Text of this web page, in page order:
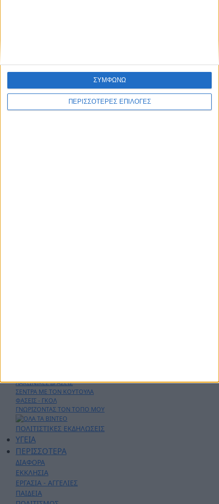
ΠΕΡΙΣΣΟΤΕΡΕΣ ΕΠΙΛΟΓΕΣ
ΣΥΜΦΩΝΩ
ΛΑΚΩΝΙΚΕΣ ΔΡΑΣΕΙΣ
ΣΕΝΤΡΑ ΜΕ ΤΟΝ ΚΟΥΤΟΥΛΑ
ΦΑΣΕΙΣ - ΓΚΟΛ
ΓΝΩΡΙΖΟΝΤΑΣ ΤΟΝ ΤΟΠΟ ΜΟΥ
ΠΟΛΙΤΙΣΤΙΚΕΣ ΕΚΔΗΛΩΣΕΙΣ
ΥΓΕΙΑ
ΠΕΡΙΣΣΟΤΕΡΑ
ΔΙΑΦΟΡΑ
ΕΚΚΛΗΣΙΑ
ΕΡΓΑΣΙΑ - ΑΓΓΕΛΙΕΣ
ΠΑΙΔΕΙΑ